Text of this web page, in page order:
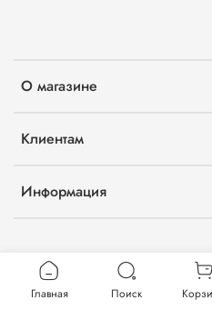
О магазине
Клиентам
Информация
Главная Поиск